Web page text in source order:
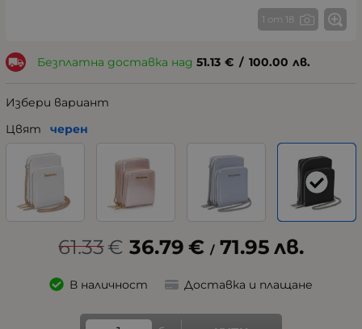
1 от 18
Безплатна доставка над 51.13 € / 100.00 лв.
Избери вариант
Цвят
черен
61.33€ 36.79 € / 71.95 лв.
В наличност Доставка и плащане